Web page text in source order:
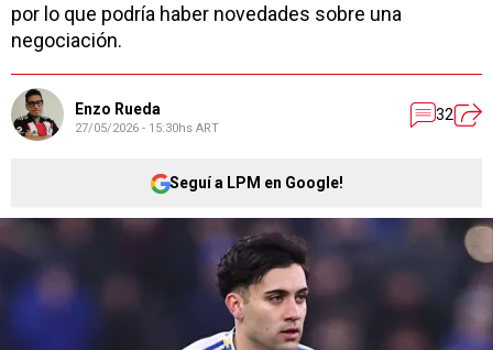
por lo que podría haber novedades sobre una
negociación.
Enzo Rueda
27/05/2026 - 15:30hs ART
32
Seguí a LPM en Google!